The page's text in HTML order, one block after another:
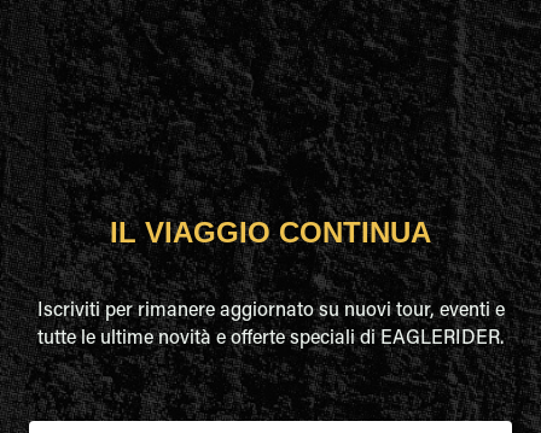
IL VIAGGIO CONTINUA
Iscriviti per rimanere aggiornato su nuovi tour, eventi e
tutte le ultime novità e offerte speciali di EAGLERIDER.